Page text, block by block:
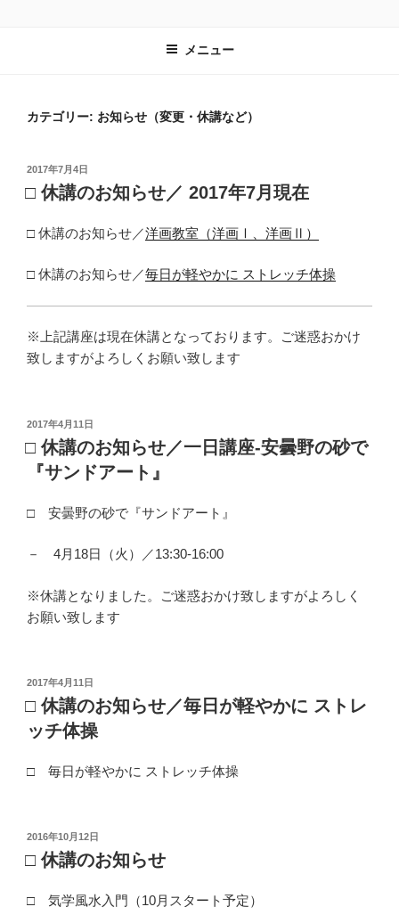
メニュー
カテゴリー: お知らせ（変更・休講など）
投
日:
2017年7月4日
□ 休講のお知らせ／ 2017年7月現在
□ 休講のお知らせ／洋画教室（洋画Ⅰ、洋画Ⅱ）
□ 休講のお知らせ／毎日が軽やかに ストレッチ体操
※上記講座は現在休講となっております。ご迷惑おかけ
致しますがよろしくお願い致します
投
日:
2017年4月11日
□ 休講のお知らせ／一日講座-安曇野の砂で
『サンドアート』
□ 安曇野の砂で『サンドアート』
－ 4月18日（火）／13:30-16:00
※休講となりました。ご迷惑おかけ致しますがよろしく
お願い致します
投
日:
2017年4月11日
□ 休講のお知らせ／毎日が軽やかに ストレ
ッチ体操
□ 毎日が軽やかに ストレッチ体操
投
日:
2016年10月12日
□ 休講のお知らせ
□ 気学風水入門（10月スタート予定）